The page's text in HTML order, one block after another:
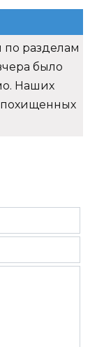
разделам
было
Наших
похищенных